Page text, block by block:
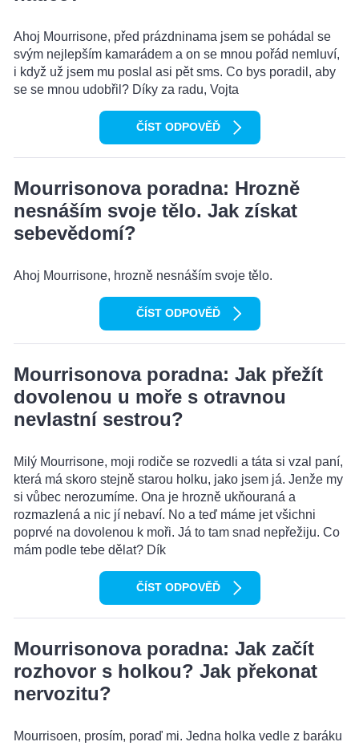
Ahoj Mourrisone, před prázdninama jsem se pohádal se
svým nejlepším kamarádem a on se mnou pořád nemluví,
i když už jsem mu poslal asi pět sms. Co bys poradil, aby
se se mnou udobřil? Díky za radu, Vojta
ČÍST ODPOVĚĎ
Mourrisonova poradna: Hrozně
nesnáším svoje tělo. Jak získat
sebevědomí?
Ahoj Mourrisone, hrozně nesnáším svoje tělo.
ČÍST ODPOVĚĎ
Mourrisonova poradna: Jak přežít
dovolenou u moře s otravnou
nevlastní sestrou?
Milý Mourrisone, moji rodiče se rozvedli a táta si vzal paní,
která má skoro stejně starou holku, jako jsem já. Jenže my
si vůbec nerozumíme. Ona je hrozně ukňouraná a
rozmazlená a nic jí nebaví. No a teď máme jet všichni
poprvé na dovolenou k moři. Já to tam snad nepřežiju. Co
mám podle tebe dělat? Dík
ČÍST ODPOVĚĎ
Mourrisonova poradna: Jak začít
rozhovor s holkou? Jak překonat
nervozitu?
Mourrisoen, prosím, poraď mi. Jedna holka vedle z baráku